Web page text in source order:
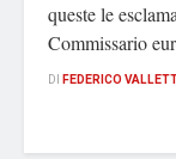
queste le
Commissario
DI FEDERICO